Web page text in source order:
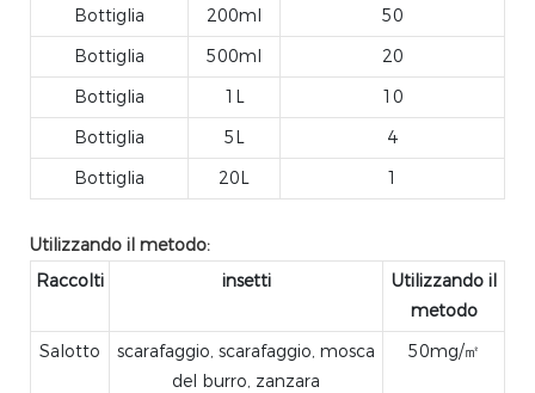
Bottiglia
200ml
50
Bottiglia
500ml
20
Bottiglia
1L
10
Bottiglia
5L
4
Bottiglia
20L 1
Utilizzando il metodo:
Raccolti
insetti
Utilizzando il
metodo
Salotto
scarafaggio, scarafaggio, mosca
del burro, zanzara
50mg/㎡